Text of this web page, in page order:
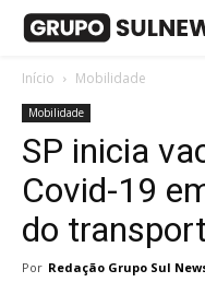
Início Mobilidade
Mobilidade
SP inicia
Covid-19
do
Por Redação Grupo Sul